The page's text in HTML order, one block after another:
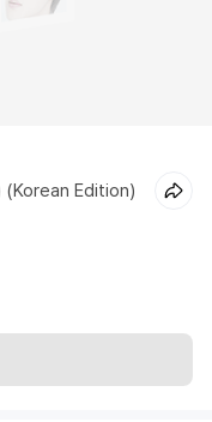
(Korean Edition)